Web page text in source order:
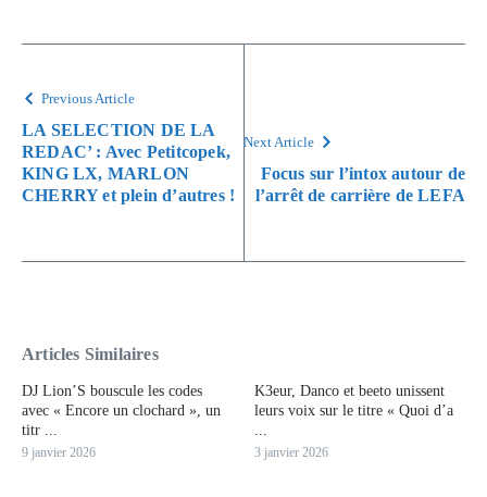
Previous Article
LA SELECTION DE LA
REDAC’ : Avec Petitcopek,
KING LX, MARLON
CHERRY et plein d’autres !
Next Article
Focus sur l’intox autour de
l’arrêt de carrière de LEFA
Articles Similaires
DJ Lion’S bouscule les codes
avec « Encore un clochard », un
titr ...
9 janvier 2026
K3eur, Danco et beeto unissent
leurs voix sur le titre « Quoi d’a
3 janvier 2026